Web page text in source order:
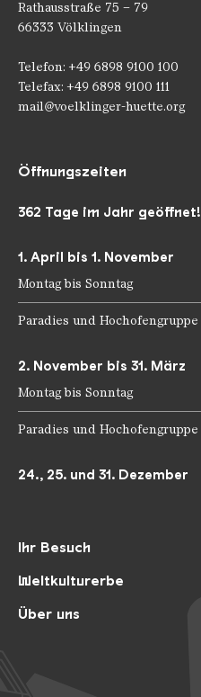
Rathausstraße 75 – 79
66333 Völklingen
Telefon: +49 6898 9100 100
Telefax: +49 6898 9100 111
mail@voelklinger-huette.org
Ihr Besuch
Weltkulturerbe
Über uns
Öffnungszeiten
362 Tage im Jahr geöffnet!
1. April bis 1. November
Montag bis Sonntag
Paradies und Hochofengruppe
2. November bis 31. März
Montag bis Sonntag
Paradies und Hochofengruppe
24., 25. und 31. Dezember